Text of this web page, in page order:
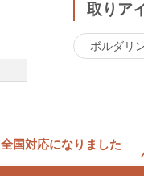
取りア
ボルダリ
全国対応になりました